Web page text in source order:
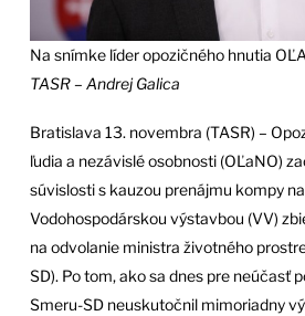
Na snímke líder opozičného hnutia
TASR – Andrej Galica
Bratislava 13. novembra (TASR) –
ľudia a nezávislé osobnosti (OĽaNO)
súvislosti s kauzou prenájmu kompy
Vodohospodárskou výstavbou (VV)
na odvolanie ministra životného
SD). Po tom, ako sa dnes pre neúčasť
Smeru-SD neuskutočnil mimoriadny